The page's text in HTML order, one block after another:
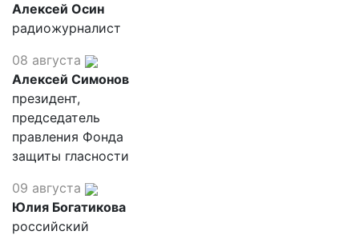
Алексей Осин
радиожурналист
08 августа
Алексей Симонов
президент,
председатель
правления Фонда
защиты гласности
09 августа
Юлия Богатикова
российский